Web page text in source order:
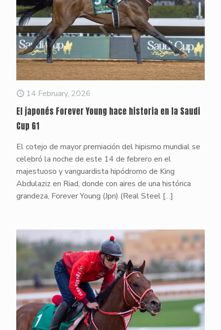
14 February, 2026
El japonés Forever Young hace historia en la Saudi
Cup G1
El cotejo de mayor premiación del hipismo mundial se
celebró la noche de este 14 de febrero en el
majestuoso y vanguardista hipódromo de King
Abdulaziz en Riad, donde con aires de una histórica
grandeza, Forever Young (Jpn) (Real Steel […]